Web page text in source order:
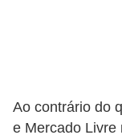
Ao contrário do
e Mercado Livre
i
c